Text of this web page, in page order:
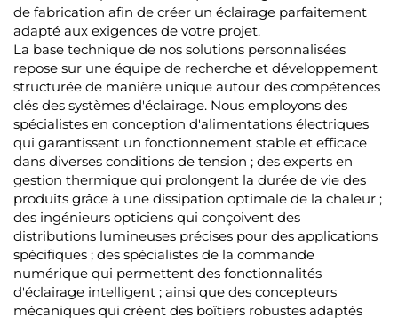
de fabrication afin de créer un éclairage parfaitement
adapté aux exigences de votre projet.
La base technique de nos solutions personnalisées
repose sur une équipe de recherche et développement
structurée de manière unique autour des compétences
clés des systèmes d'éclairage. Nous employons des
spécialistes en conception d'alimentations électriques
qui garantissent un fonctionnement stable et efficace
dans diverses conditions de tension ; des experts en
gestion thermique qui prolongent la durée de vie des
produits grâce à une dissipation optimale de la chaleur ;
des ingénieurs opticiens qui conçoivent des
distributions lumineuses précises pour des applications
spécifiques ; des spécialistes de la commande
numérique qui permettent des fonctionnalités
d'éclairage intelligent ; ainsi que des concepteurs
mécaniques qui créent des boîtiers robustes adaptés